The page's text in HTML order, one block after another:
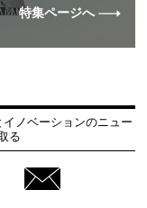
特集ページへ
ノベーションのニュー
る